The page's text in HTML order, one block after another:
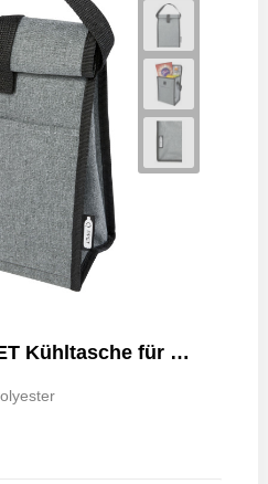
Reclaim GRS rPET Kühltasche für 4 Dosen 5L